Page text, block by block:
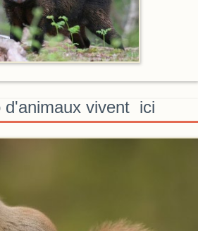
d'animaux vivent ici